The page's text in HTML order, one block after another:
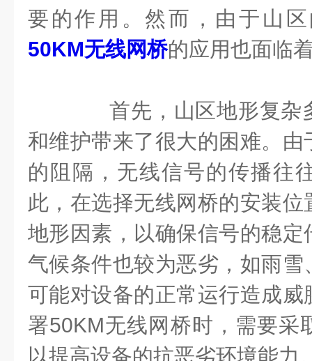
要的作用。然而，由于山
50KM无线网桥的应用也面临
首先，山区地形复杂
和维护带来了很大的困难。
的阻隔，无线信号的传播往
此，在选择无线网桥的安装
地形因素，以确保信号的稳
气候条件也较为恶劣，如雨
可能对设备的正常运行造成
署50KM无线网桥时，需要采
以提高设备的抗恶劣环境能力